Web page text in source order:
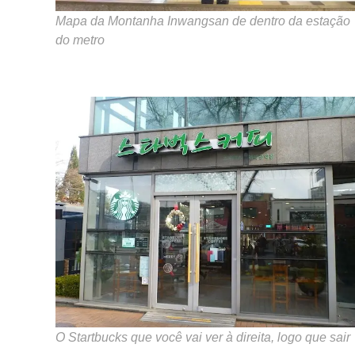
Mapa da Montanha Inwangsan de dentro da estação
do metro
O Startbucks que você vai ver à direita, logo que sair